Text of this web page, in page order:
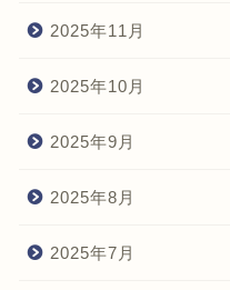
2025年11月
2025年10月
2025年9月
2025年8月
2025年7月